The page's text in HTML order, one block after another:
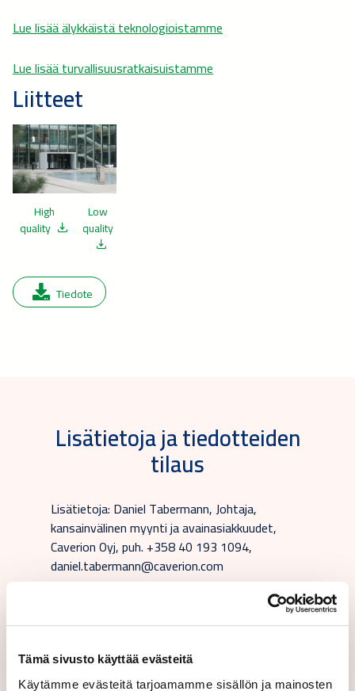
Tämä sivusto käyttää evästeitä
Käytämme evästeitä tarjoamamme sisällön ja mainosten
Lue lisää älykkäistä teknologioistamme
Lue lisää turvallisuusratkaisuistamme
Liitteet
High
quality
Low
quality
Tiedote
Lisätietoja ja tiedotteiden
tilaus
Lisätietoja: Daniel Tabermann, Johtaja,
kansainvälinen myynti ja avainasiakkuudet,
Caverion Oyj, puh. +358 40 193 1094,
daniel.tabermann@caverion.com